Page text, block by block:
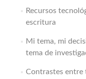
Recursos
escritura
Mi tema, mi
tema de
Contrastes entre